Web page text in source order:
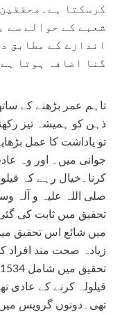
& Coffee) –
Hair Greying,
Health, Balances
63
Rs. 890 Rs. 799
ADD TO CART
کرسکتا
شعبے کے حوالے سے
اندازے کے مطابق
گنا اضافہ ہوتا ہے۔
تاہم عمر بڑھنے کے
ذہن کو ہمیشہ تیز
تو یاداشت کا عمل
جوانی میں۔ اور وہ
کرنا۔خیال رہے کہ
صلی اللہ علیہ و آلہ
تحقیق میں ثابت کی
زیادہ صحت مند افراد